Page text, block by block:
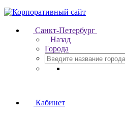
Санкт-Петербург
Назад
Города
Кабинет